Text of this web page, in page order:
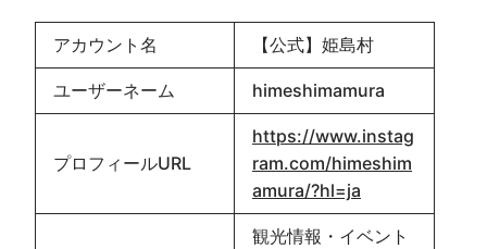
アカウント名 【公式】姫島村
ユーザーネーム himeshimamura
プロフィールURL
https://www.instag
ram.com/himeshim
amura/?hl=ja
観光情報・イベント